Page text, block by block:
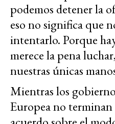
podemos detener la
eso no significa que
intentarlo. Porque
merece la pena
nuestras únicas
Mientras los
Europea no terminan